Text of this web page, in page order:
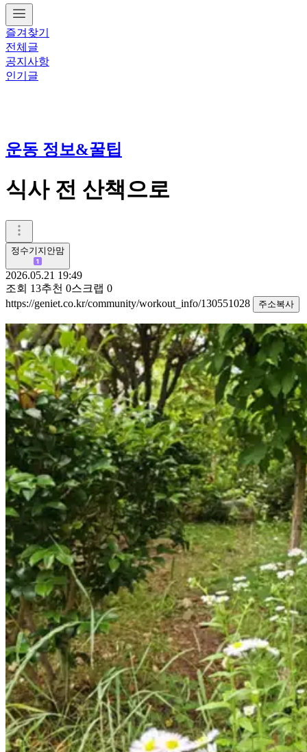
즐겨찾기
전체글
공지사항
인기글
운동 정보&꿀팁
식사 전 산책으로
정수기지안맘
2026.05.21 19:49
조회 13추천 0스크랩 0
https://geniet.co.kr/community/workout_info/130551028
주소복사